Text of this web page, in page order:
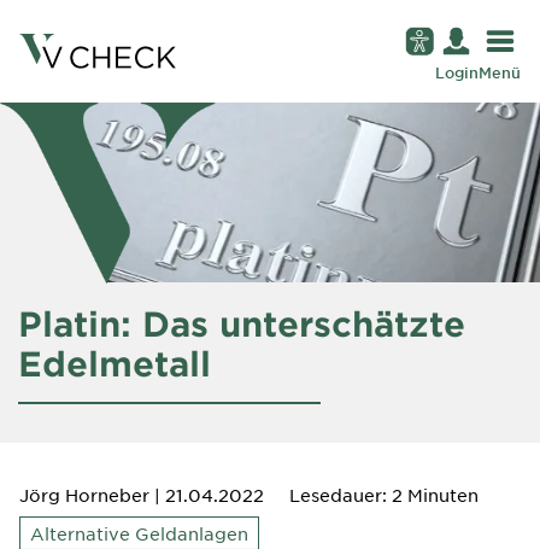
LoginMenü
Platin: Das unterschätzte
Edelmetall
Jörg Horneber | 21.04.2022
Lesedauer: 2 Minuten
Alternative Geldanlagen